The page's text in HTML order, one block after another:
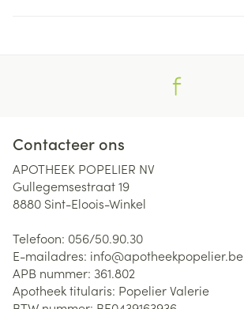
Contacteer ons
APOTHEEK POPELIER NV
Gullegemsestraat 19
8880 Sint-Eloois-Winkel
Telefoon: 056/50.90.30
E-mailadres: info@apotheekpopelier.be
APB nummer: 361.802
Apotheek titularis: Popelier Valerie